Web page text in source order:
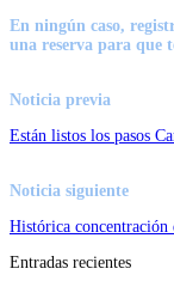
En ningún caso,
una reserva para que
Noticia previa
Están listos los pasos
Noticia siguiente
Histórica
Entradas recientes